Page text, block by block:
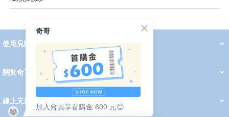
prev
next
使用見證 線上DM
2026 PADDINGTON 春夏服飾
2026 Peter Rabbit 春夏服飾
2026 CHIC BASICS春夏服飾
2026 Chic“a”Bon 派對禮服系列
2026 Chic“a”Bon 春夏服飾
媽咪購物指南
關於奇哥
奇哥的故事
育兒資訊站
會員中心
會員權益說明
我的帳戶
訂單查詢
紅利點數
修改會員資料
活動報名
線上支援
奇哥
加入會員享首購金 600 元😊